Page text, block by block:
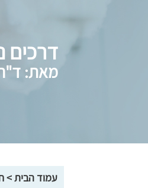
דרכים
מאת: ד"ר
עמוד הבית>